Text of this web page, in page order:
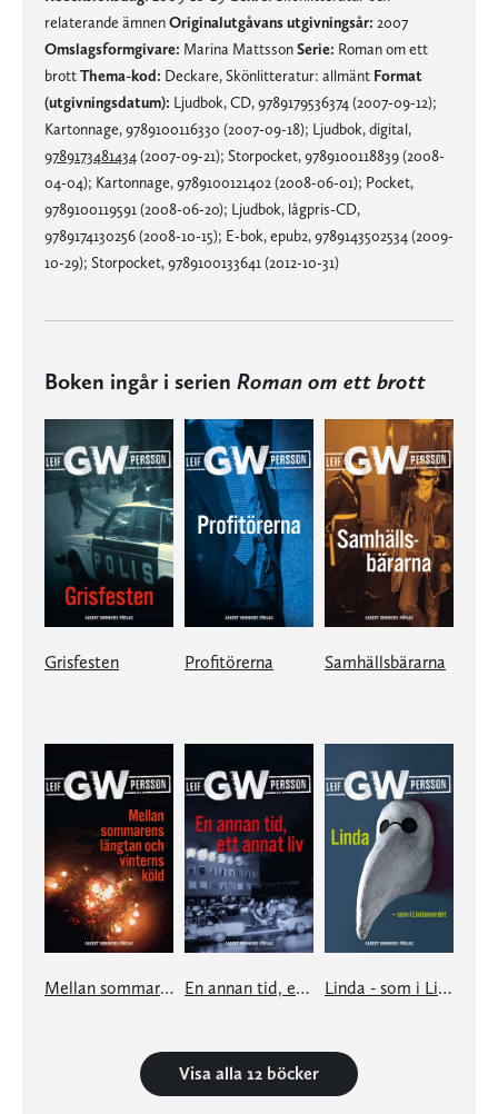
relaterande ämnenOriginalutgåvans utgivningsår: 2007
Omslagsformgivare: Marina MattssonSerie: Roman om ett
brottThema-kod: Deckare, Skönlitteratur: allmänt Format
(utgivningsdatum): Ljudbok, CD, 9789179536374 (2007-09-12);
Kartonnage, 9789100116330 (2007-09-18); Ljudbok, digital,
9789173481434 (2007-09-21); Storpocket, 9789100118839 (2008-
04-04); Kartonnage, 9789100121402 (2008-06-01); Pocket,
9789100119591 (2008-06-20); Ljudbok, lågpris-CD,
9789174130256 (2008-10-15); E-bok, epub2, 9789143502534 (2009-
10-29); Storpocket, 9789100133641 (2012-10-31)
Boken ingår i serien Roman om ett brott
Grisfesten Profitörerna Samhällsbärarna
Mellan sommarens längtan och vinterns köld En annan tid, ett annat liv Linda - som i Lindamordet
Visa alla 12 böcker